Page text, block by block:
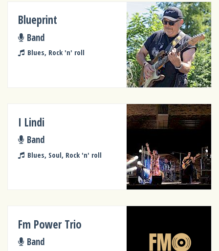
Blueprint
Band
Blues, Rock 'n' roll
I Lindi
Band
Blues, Soul, Rock 'n' roll
Fm Power Trio
Band